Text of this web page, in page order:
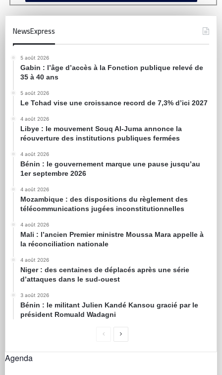
NewsExpress
5 août 2026
Gabin : l’âge d’accès à la Fonction publique relevé de
35 à 40 ans
5 août 2026
Le Tchad vise une croissance record de 7,3% d’ici 2027
4 août 2026
Libye : le mouvement Souq Al-Juma annonce la
réouverture des institutions publiques fermées
4 août 2026
Bénin : le gouvernement marque une pause jusqu’au
1er septembre 2026
4 août 2026
Mozambique : des dispositions du règlement des
télécommunications jugées inconstitutionnelles
4 août 2026
Mali : l’ancien Premier ministre Moussa Mara appelle à
la réconciliation nationale
4 août 2026
Niger : des centaines de déplacés après une série
d’attaques dans le sud-ouest
3 août 2026
Bénin : le militant Julien Kandé Kansou gracié par le
président Romuald Wadagni
Agenda